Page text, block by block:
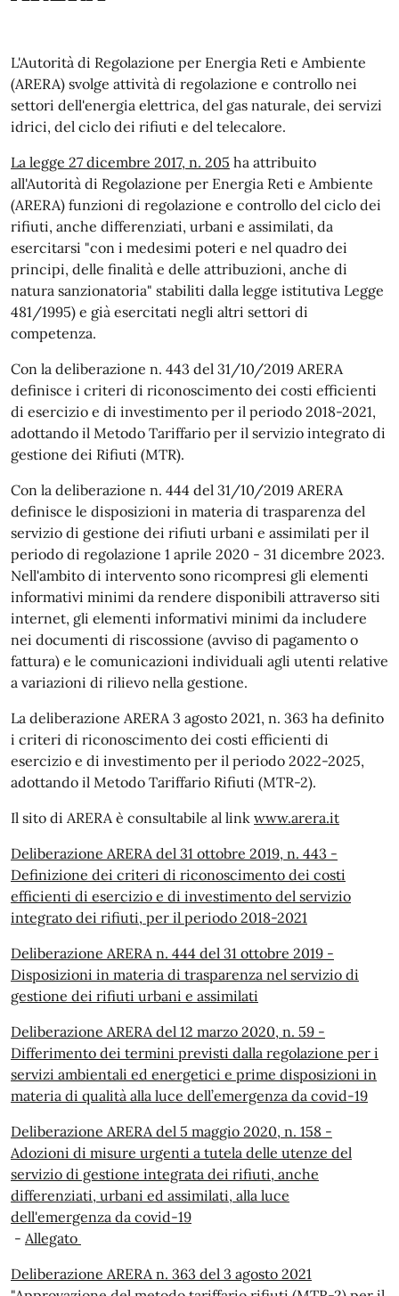
L'Autorità di Regolazione per Energia Reti e Ambiente
(ARERA) svolge attività di regolazione e controllo nei
settori dell'energia elettrica, del gas naturale, dei servizi
idrici, del ciclo dei rifiuti e del telecalore.
La legge 27 dicembre 2017, n. 205 ha attribuito
all'Autorità di Regolazione per Energia Reti e Ambiente
(ARERA) funzioni di regolazione e controllo del ciclo dei
rifiuti, anche differenziati, urbani e assimilati, da
esercitarsi "con i medesimi poteri e nel quadro dei
principi, delle finalità e delle attribuzioni, anche di
natura sanzionatoria" stabiliti dalla legge istitutiva Legge
481/1995) e già esercitati negli altri settori di
competenza.
Con la deliberazione n. 443 del 31/10/2019 ARERA
definisce i criteri di riconoscimento dei costi efficienti
di esercizio e di investimento per il periodo 2018-2021,
adottando il Metodo Tariffario per il servizio integrato di
gestione dei Rifiuti (MTR).
Con la deliberazione n. 444 del 31/10/2019 ARERA
definisce le disposizioni in materia di trasparenza del
servizio di gestione dei rifiuti urbani e assimilati per il
periodo di regolazione 1 aprile 2020 - 31 dicembre 2023.
Nell'ambito di intervento sono ricompresi gli elementi
informativi minimi da rendere disponibili attraverso siti
internet, gli elementi informativi minimi da includere
nei documenti di riscossione (avviso di pagamento o
fattura) e le comunicazioni individuali agli utenti relative
a variazioni di rilievo nella gestione.
La deliberazione ARERA 3 agosto 2021, n. 363 ha definito
i criteri di riconoscimento dei costi efficienti di
esercizio e di investimento per il periodo 2022-2025,
adottando il Metodo Tariffario Rifiuti (MTR-2).
Il sito di ARERA è consultabile al link www.arera.it
Deliberazione ARERA del 31 ottobre 2019, n. 443 -
Definizione dei criteri di riconoscimento dei costi
efficienti di esercizio e di investimento del servizio
integrato dei rifiuti, per il periodo 2018-2021
Deliberazione ARERA n. 444 del 31 ottobre 2019 -
Disposizioni in materia di trasparenza nel servizio di
gestione dei rifiuti urbani e assimilati
Deliberazione ARERA del 12 marzo 2020, n. 59 -
Differimento dei termini previsti dalla regolazione per i
servizi ambientali ed energetici e prime disposizioni in
materia di qualità alla luce dell’emergenza da covid-19
Deliberazione ARERA del 5 maggio 2020, n. 158 -
Adozioni di misure urgenti a tutela delle utenze del
servizio di gestione integrata dei rifiuti, anche
differenziati, urbani ed assimilati, alla luce
dell'emergenza da covid-19
- Allegato
Deliberazione ARERA n. 363 del 3 agosto 2021